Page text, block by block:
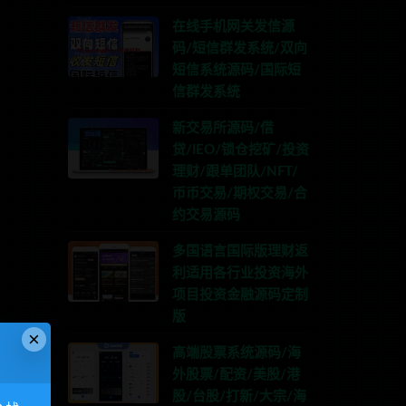
在线手机网关发信源
码/短信群发系统/双向
短信系统源码/国际短
信群发系统
新交易所源码/借
贷/IEO/锁仓挖矿/投资
理财/跟单团队/NFT/
币币交易/期权交易/合
约交易源码
多国语言国际版理财返
利适用各行业投资海外
项目投资金融源码定制
版
高端股票系统源码/海
外股票/配资/美股/港
股/台股/打新/大宗/海
×